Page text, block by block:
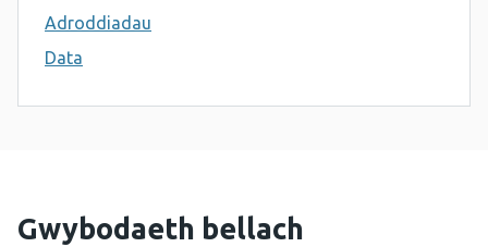
Adroddiadau
Data
Gwybodaeth bellach